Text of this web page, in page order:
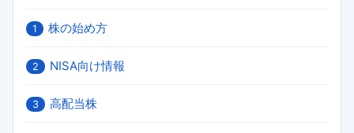
1 株の始め方
2 NISA向け情報
3 高配当株